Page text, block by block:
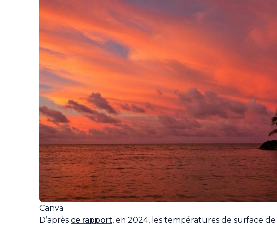
Canva
D’après ce rapport, en 2024, les températures de surface